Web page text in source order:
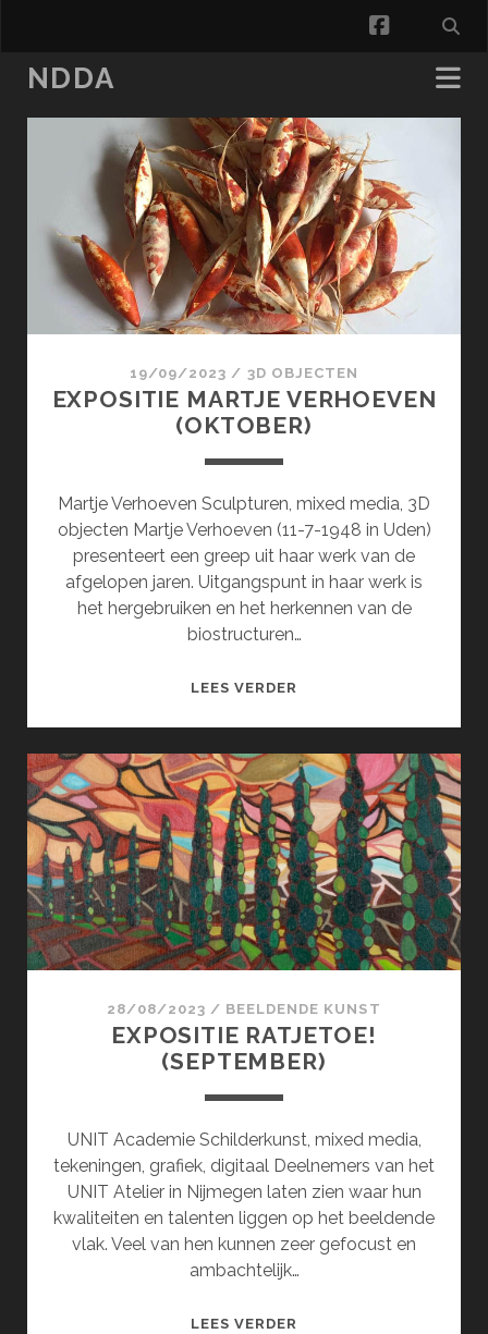
facebook
NDDA
NDDA
Posts
19/09/2023 / 3D OBJECTEN
EXPOSITIE MARTJE VERHOEVEN
(OKTOBER)
Martje Verhoeven Sculpturen, mixed media, 3D
objecten Martje Verhoeven (11-7-1948 in Uden)
presenteert een greep uit haar werk van de
afgelopen jaren. Uitgangspunt in haar werk is
het hergebruiken en het herkennen van de
biostructuren…
LEES VERDER
(OKTOBER)
28/08/2023 / BEELDENDE KUNST
EXPOSITIE RATJETOE!
(SEPTEMBER)
UNIT Academie Schilderkunst, mixed media,
tekeningen, grafiek, digitaal Deelnemers van het
UNIT Atelier in Nijmegen laten zien waar hun
kwaliteiten en talenten liggen op het beeldende
vlak. Veel van hen kunnen zeer gefocust en
ambachtelijk…
LEES VERDER